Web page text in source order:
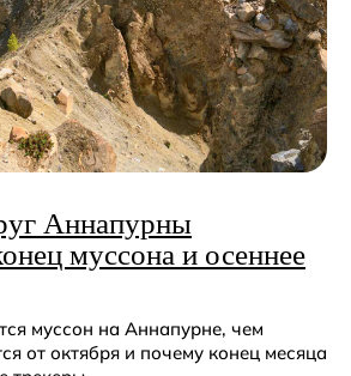
Аннапурны
муссона и осеннее
муссон на Аннапурне, чем
от октября и почему конец месяца